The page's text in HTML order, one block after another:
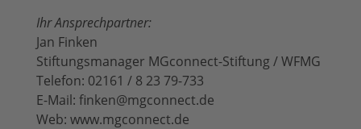
Ihr Ansprechpartner:
Jan Finken
Stiftungsmanager MGconnect-Stiftung / WFMG
Telefon: 02161 / 8 23 79-733
E-Mail: finken@mgconnect.de
Web: www.mgconnect.de